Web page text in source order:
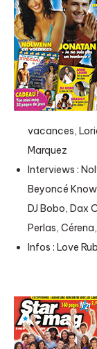
vacances,
Marquez
Interviews :
Beyoncé
DJ Bobo, Dax
Perlas,
Infos : Love